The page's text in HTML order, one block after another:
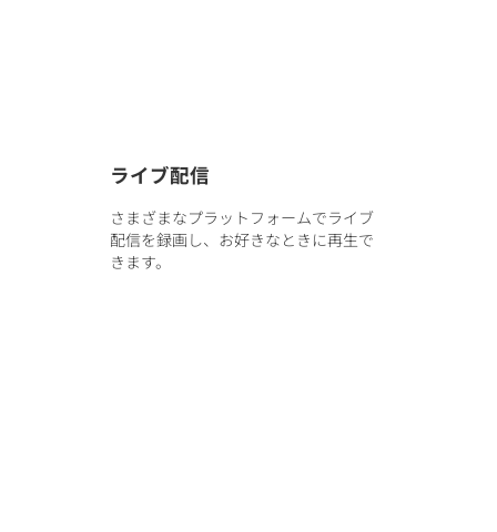
ライブ配信
さまざまなプラットフォームでライブ
配信を録画し、お好きなときに再生で
きます。